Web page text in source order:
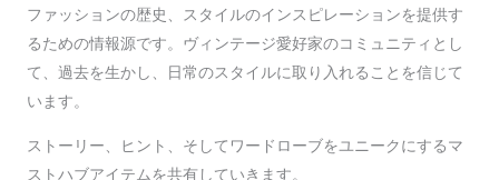
ファッションの歴史、スタイルのインスピレーションを提供す
るための情報源です。ヴィンテージ愛好家のコミュニティとし
て、過去を生かし、日常のスタイルに取り入れることを信じて
います。
ストーリー、ヒント、そしてワードローブをユニークにするマ
ストハブアイテムを共有していきます。